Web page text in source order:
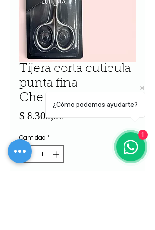
Tijera corta cuticula
punta fina -
Cherimoya
$ 8.300,00
Cantidad *
¿Cómo podemos ayudarte?
1